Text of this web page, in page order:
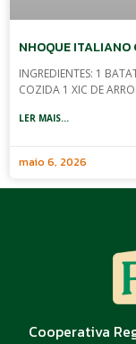
NHOQUE ITALIANO
INGREDIENTES: 1
COZIDA 1 XIC DE
LER MAIS...
maio 6, 2026
Cooperativa